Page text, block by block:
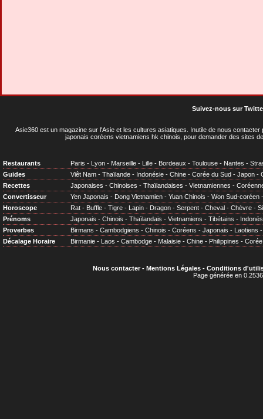
Suivez-nous sur
Asie360 est un magazine sur l'Asie et les cultures asiatiques . Inutile de nous
japonais coréens vietnamiens hk chinois, pour demander des sites
Restaurants Paris - Lyon - Marseille - Lille - Bordeaux - Toulouse - Nantes -
Guides
Viêt Nam - Thaïlande - Indonésie - Chine - Corée du Sud - Japon -
Recettes
Japonaises - Chinoises - Thaïlandaises - Vietnamiennes -
Convertisseur
Yen Japonais - Dong Vietnamien - Yuan Chinois - Won Sud-coréen
Horoscope
Rat - Buffle - Tigre - Lapin - Dragon - Serpent - Cheval - Chèvre -
Prénoms
Japonais - Chinois - Thaïlandais - Vietnamiens - Tibétains -
Proverbes
Birmans - Cambodgiens - Chinois - Coréens - Japonais - Laotiens
Décalage Horaire
Birmanie - Laos - Cambodge - Malaisie - Chine - Philippines - Corée
Nous contacter- Mentions Légales- Conditions
Page générée en